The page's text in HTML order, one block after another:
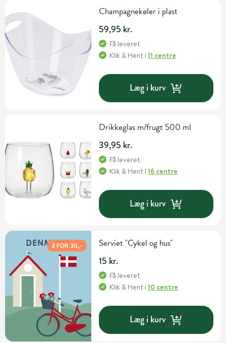
Champagnekøler i plast
59,95 kr.
Få leveret
Klik & Hent i11 centre
Læg i kurv
Drikkeglas m/frugt 500 ml
39,95 kr.
Få leveret
Klik & Hent i16 centre
Læg i kurv
3 FOR 30,- Serviet "Cykel og hus"
15 kr.
Få leveret
Klik & Hent i10 centre
Læg i kurv